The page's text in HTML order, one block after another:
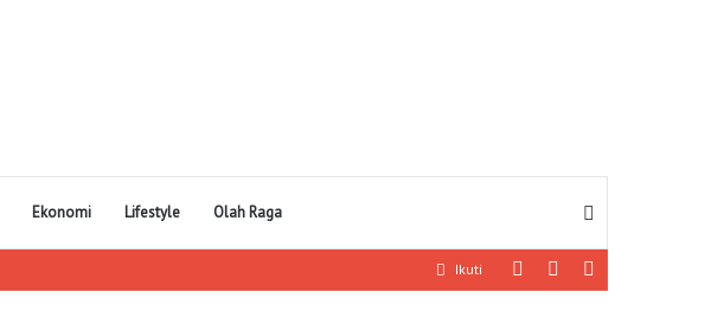
Ekonomi Lifestyle Olah Raga
Artikel
Log
Ikuti